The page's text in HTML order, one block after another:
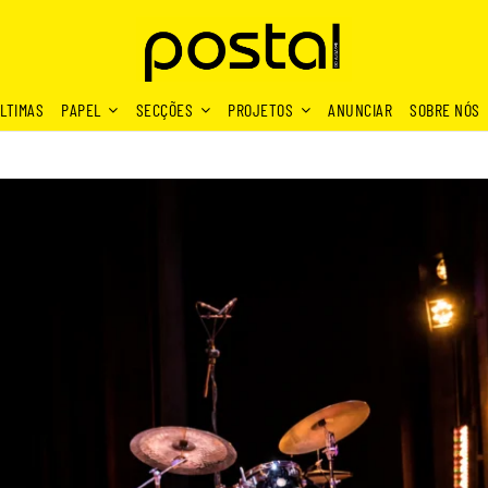
PAPEL SECÇÕES PROJETOS ANUNCIAR SOBRE NÓS